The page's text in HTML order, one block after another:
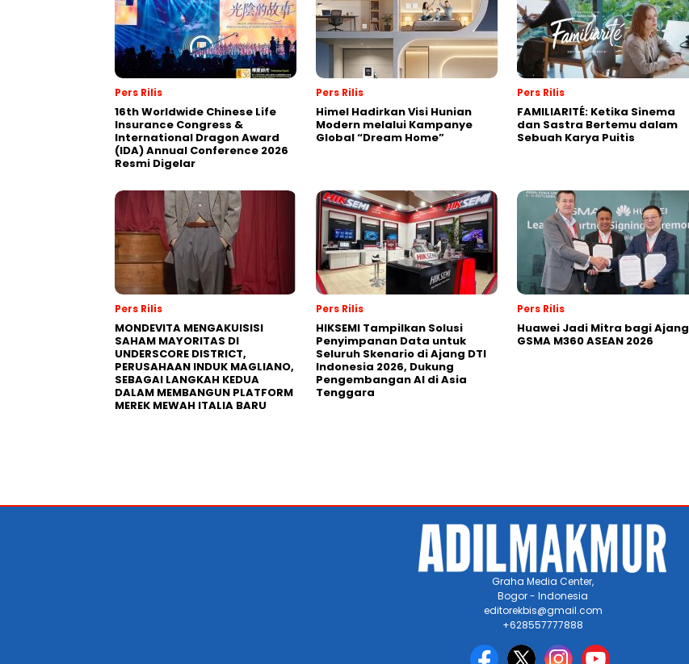
Pers Rilis
16th Worldwide Chinese Life
Insurance Congress &
International Dragon Award
(IDA) Annual Conference 2026
Resmi Digelar
Pers Rilis
Himel Hadirkan Visi Hunian
Modern melalui Kampanye
Global “Dream Home”
Pers Rilis
FAMILIARITÉ: Ketika Sinema
dan Sastra Bertemu dalam
Sebuah Karya Puitis
Pers Rilis
MONDEVITA MENGAKUISISI
SAHAM MAYORITAS DI
UNDERSCORE DISTRICT,
PERUSAHAAN INDUK MAGLIANO,
SEBAGAI LANGKAH KEDUA
DALAM MEMBANGUN PLATFORM
MEREK MEWAH ITALIA BARU
Pers Rilis
HIKSEMI Tampilkan Solusi
Penyimpanan Data untuk
Seluruh Skenario di Ajang DTI
Indonesia 2026, Dukung
Pengembangan AI di Asia
Tenggara
Pers Rilis
Huawei Jadi Mitra bagi Ajang
GSMA M360 ASEAN 2026
Graha Media Center,
Bogor - Indonesia
editorekbis@gmail.com
+628557777888